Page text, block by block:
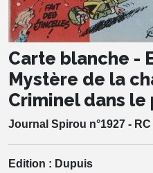
Carte blanche -
Mystère de la
Criminel dans le
Journal Spirou n°1927 - RC
Edition : Dupuis